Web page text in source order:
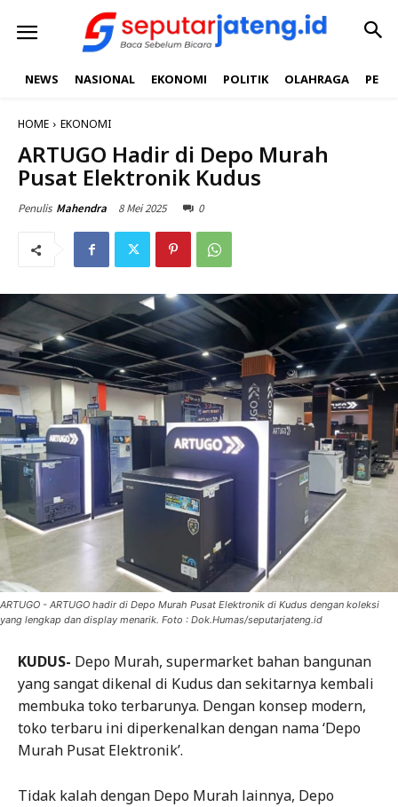
NEWS NASIONAL EKONOMI POLITIK OLAHRAGA
HOME EKONOMI
ARTUGO Hadir di Depo Murah
Pusat Elektronik Kudus
Penulis Mahendra 8 Mei 2025 0
ARTUGO - ARTUGO hadir di Depo Murah Pusat Elektronik di Kudus dengan koleksi
yang lengkap dan display menarik. Foto : Dok.Humas/seputarjateng.id
KUDUS- Depo Murah, supermarket bahan bangunan
yang sangat dikenal di Kudus dan sekitarnya kembali
membuka toko terbarunya. Dengan konsep modern,
toko terbaru ini diperkenalkan dengan nama ‘Depo
Murah Pusat Elektronik’.
Tidak kalah dengan Depo Murah lainnya, Depo